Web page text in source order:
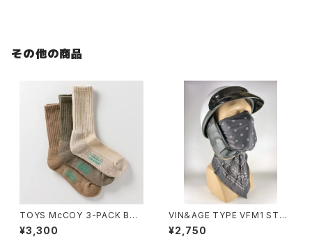
その他の商品
TOYS McCOY 3-PACK BO
OTS SOCKS
¥3,300
VIN＆AGE TYPE VFM1 STRE
CH FACE MASK
¥2,750